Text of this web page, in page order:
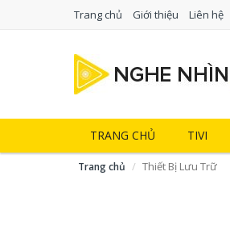
Trang chủ Giới thiệu Liên hệ
TRANG CHỦ TIVI
Trang chủ Thiết Bị Lưu Trữ